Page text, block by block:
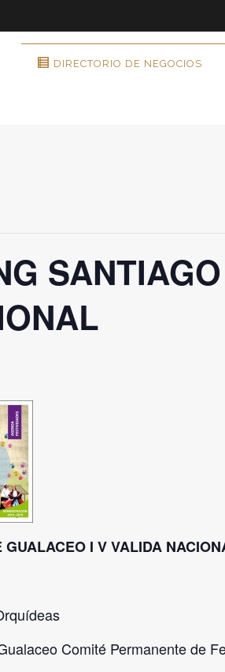
DIRECTORIO DE NEGOCIOS
I V VALIDA
Comité Permanente de